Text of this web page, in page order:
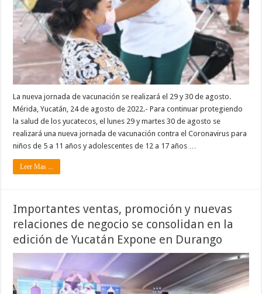
La nueva jornada de vacunación se realizará el 29 y 30 de agosto.
Mérida, Yucatán, 24 de agosto de 2022.- Para continuar protegiendo
la salud de los yucatecos, el lunes 29 y martes 30 de agosto se
realizará una nueva jornada de vacunación contra el Coronavirus para
niños de 5 a 11 años y adolescentes de 12 a 17 años …
Leer Mas ...
Importantes ventas, promoción y nuevas
relaciones de negocio se consolidan en la
edición de Yucatán Expone en Durango